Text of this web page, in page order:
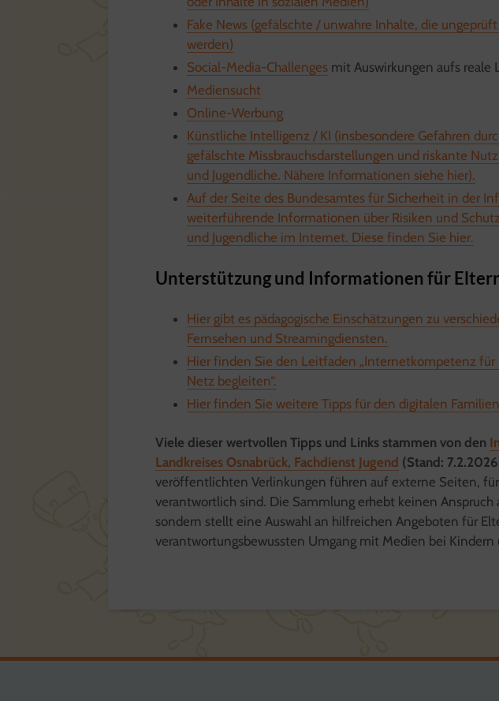
Fake News (gefälschte / unwahre Inhalte, die
werden)
Social-Media-Challenges mit Auswirkungen aufs reale
Mediensucht
Online-Werbung
Künstliche Intelligenz / KI (insbesondere Gefahren
gefälschte Missbrauchsdarstellungen und riskante
und Jugendliche. Nähere Informationen siehe hier).
Auf der Seite des Bundesamtes für Sicherheit in der
weiterführende Informationen über Risiken und
und Jugendliche im Internet. Diese finden Sie hier.
Unterstützung und Informationen für
Hier gibt es pädagogische Einschätzungen zu
Fernsehen und Streamingdiensten.
Hier finden Sie den Leitfaden „Internetkompetenz für
Netz begleiten“.
Hier finden Sie weitere Tipps für den digitalen
Viele dieser wertvollen Tipps und Links stammen von den
Landkreises Osnabrück, Fachdienst Jugend (Stand:
veröffentlichten Verlinkungen führen auf externe Seiten,
verantwortlich sind. Die Sammlung erhebt keinen Anspruch
sondern stellt eine Auswahl an hilfreichen Angeboten für
verantwortungsbewussten Umgang mit Medien bei Kindern